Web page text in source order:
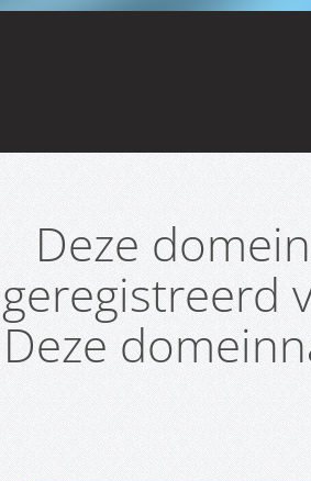
Deze
geregistreerd
Deze